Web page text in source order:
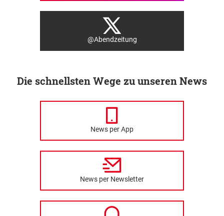
@Abendzeitung
Die schnellsten Wege zu unseren News
News per App
News per Newsletter